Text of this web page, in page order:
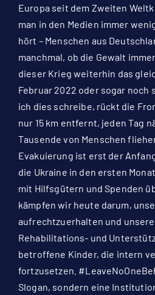
Europa seit dem Zweiten
man in den Medien immer
hört – Menschen aus
manchmal, ob die Gewalt
dieser Krieg weiterhin das
Februar 2022 oder sogar noch
ich dies schreibe, rückt die
nur 15 km entfernt, jeden Tag
Tausende von Menschen
Evakuierung ist erst der
die Ukraine in den ersten
mit Hilfsgütern und Spenden
kämpfen wir heute darum,
aufrechtzuerhalten und
Rehabilitations- und
betroffene Kinder, die intern
fortzusetzen.
Slogan, sondern eine